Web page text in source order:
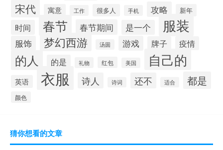
宋代 寓意 工作 很多人 手机 攻略 新年
时间 春节 春节期间 是一个 服装
服饰 梦幻西游 汤圆 游戏 牌子 疫情
的人 的是 礼物 红包 美国 自己的
英语 衣服 诗人 诗词 还不 适合 都是
颜色
猜你想看的文章